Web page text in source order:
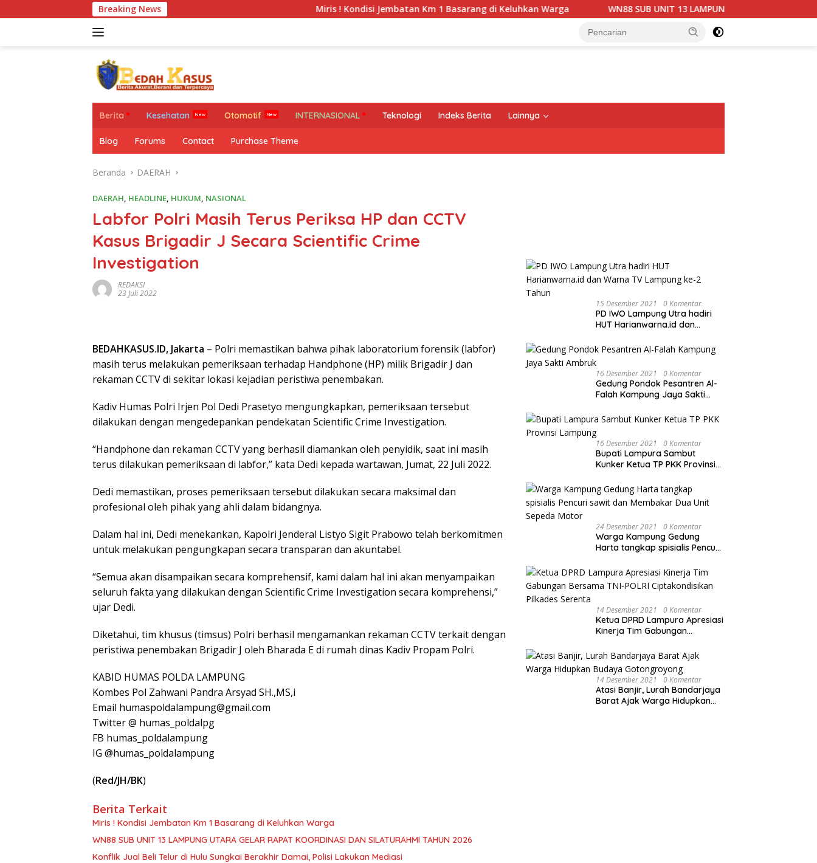
ke
Breaking News Miris ! Kondisi Jembatan Km 1 Basarang di Keluhkan Warga WN88 SUB UNIT 13 LAMPUNG UTARA GELAR RAPAT
Berita Kesehatan Otomotif INTERNASIONAL Teknologi Indeks Berita Lainnya
Blog Forums Contact Purchase Theme
Beranda DAERAH
DAERAH, HEADLINE, HUKUM, NASIONAL
Labfor Polri Masih Terus Periksa HP dan CCTV
Kasus Brigadir J Secara Scientific Crime
Investigation
REDAKSI
23 Juli 2022
BEDAHKASUS.ID, Jakarta – Polri memastikan bahwa pihak laboratorium forensik (labfor)
masih terus melakukan pemeriksaan terhadap Handphone (HP) milik Brigadir J dan
rekaman CCTV di sekitar lokasi kejadian peristiwa penembakan.
Kadiv Humas Polri Irjen Pol Dedi Prasetyo mengungkapkan, pemeriksaan tersebut
dilakukan dengan mengedepankan pendekatan Scientific Crime Investigation.
“Handphone dan rekaman CCTV yang berhasil diamankan oleh penyidik, saat ini masih
terus dilakukan pemeriksaan di labfor,” kata Dedi kepada wartawan, Jumat, 22 Juli 2022.
Dedi memastikan, proses pemeriksaan tersebut dilakukan secara maksimal dan
profesional oleh pihak yang ahli dalam bidangnya.
Dalam hal ini, Dedi menekankan, Kapolri Jenderal Listyo Sigit Prabowo telah berkomitmen
untuk melakukan pengungkapan secara transparan dan akuntabel.
“Semua akan disampaikan secara komprehensif, kami dalam hal ini akan menyampaikan
seluruh fakta yang dilakukan dengan Scientific Crime Investigation secara komprehensi,”
ujar Dedi.
Diketahui, tim khusus (timsus) Polri berhasil mengamankan rekaman CCTV terkait dengan
peristiwa penembakan Brigadir J oleh Bharada E di rumah dinas Kadiv Propam Polri.
KABID HUMAS POLDA LAMPUNG
Kombes Pol Zahwani Pandra Arsyad SH.,MS,i
Email humaspoldalampung@gmail.com
Twitter @ humas_poldalpg
FB humas_poldalampung
IG @humas_poldalampung
(Red/JH/BK)
Berita Terkait
Miris ! Kondisi Jembatan Km 1 Basarang di Keluhkan Warga
WN88 SUB UNIT 13 LAMPUNG UTARA GELAR RAPAT KOORDINASI DAN SILATURAHMI TAHUN 2026
Konflik Jual Beli Telur di Hulu Sungkai Berakhir Damai, Polisi Lakukan Mediasi
15 Desember 2021 0 Komentar
PD IWO Lampung Utra hadiri
HUT Harianwarna.id dan
Tahun
16 Desember 2021 0 Komentar
Gedung Pondok Pesantren Al-
Falah Kampung Jaya Sakti
16 Desember 2021 0 Komentar
Bupati Lampura Sambut
Kunker Ketua TP PKK Provinsi
24 Desember 2021 0 Komentar
Warga Kampung Gedung
Harta tangkap spisialis Pencuri
Sepeda Motor
14 Desember 2021 0 Komentar
Ketua DPRD Lampura Apresiasi
Kinerja Tim Gabungan
Ciptakondisikan Pilkades
Serenta
14 Desember 2021 0 Komentar
Atasi Banjir, Lurah Bandarjaya
Barat Ajak Warga Hidupkan